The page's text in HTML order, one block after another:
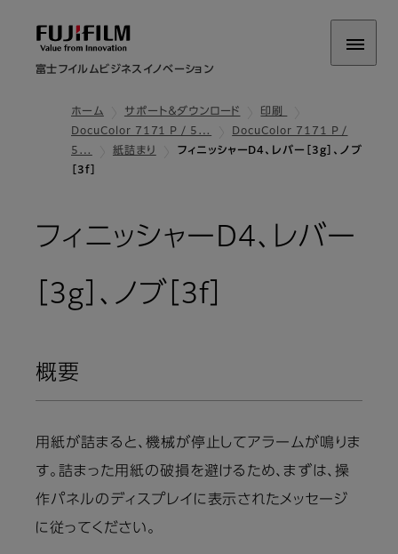
富士フイルムビジネスイノベーション
ホーム サポート＆ダウンロード
印刷
DocuColor 7171 P / 5…
DocuColor 7171 P /
5…
紙詰まり
フィニッシャーD4、レバー［3g］、ノブ
［3f］
フィニッシャーD4、レバー
［3g］、ノブ［3f］
概要
用紙が詰まると、機械が停止してアラームが鳴りま
す。詰まった用紙の破損を避けるため、まずは、操
作パネルのディスプレイに表示されたメッセージ
に従ってください。